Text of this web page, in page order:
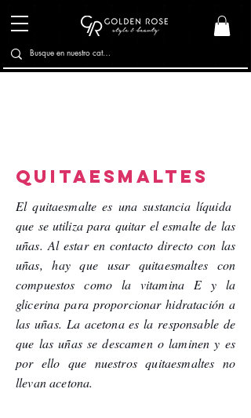
quitaesmaltes
Labios
El quitaesmalte es una sustancia líquida
que se utiliza para quitar el esmalte de las
uñas. Al estar en contacto directo con las
uñas, hay que usar quitaesmaltes con
compuestos como la vitamina E y la
glicerina para proporcionar hidratación a
las uñas. La acetona es la responsable de
que las uñas se descamen o laminen y es
por ello que nuestros quitaesmaltes no
llevan acetona.